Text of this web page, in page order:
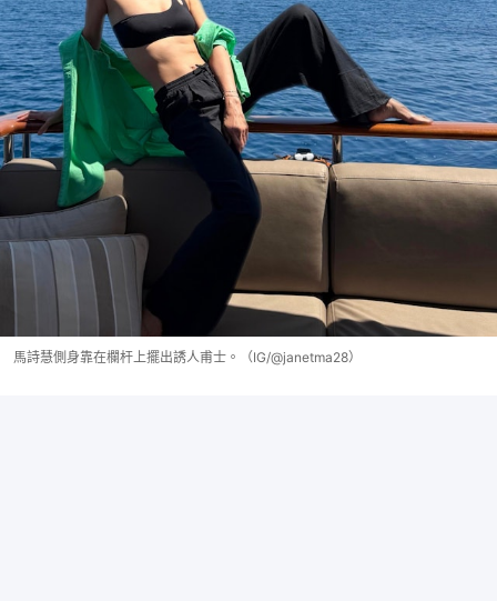
馬詩慧側身靠在欄杆上擺出誘人甫士。（IG/@janetma28）